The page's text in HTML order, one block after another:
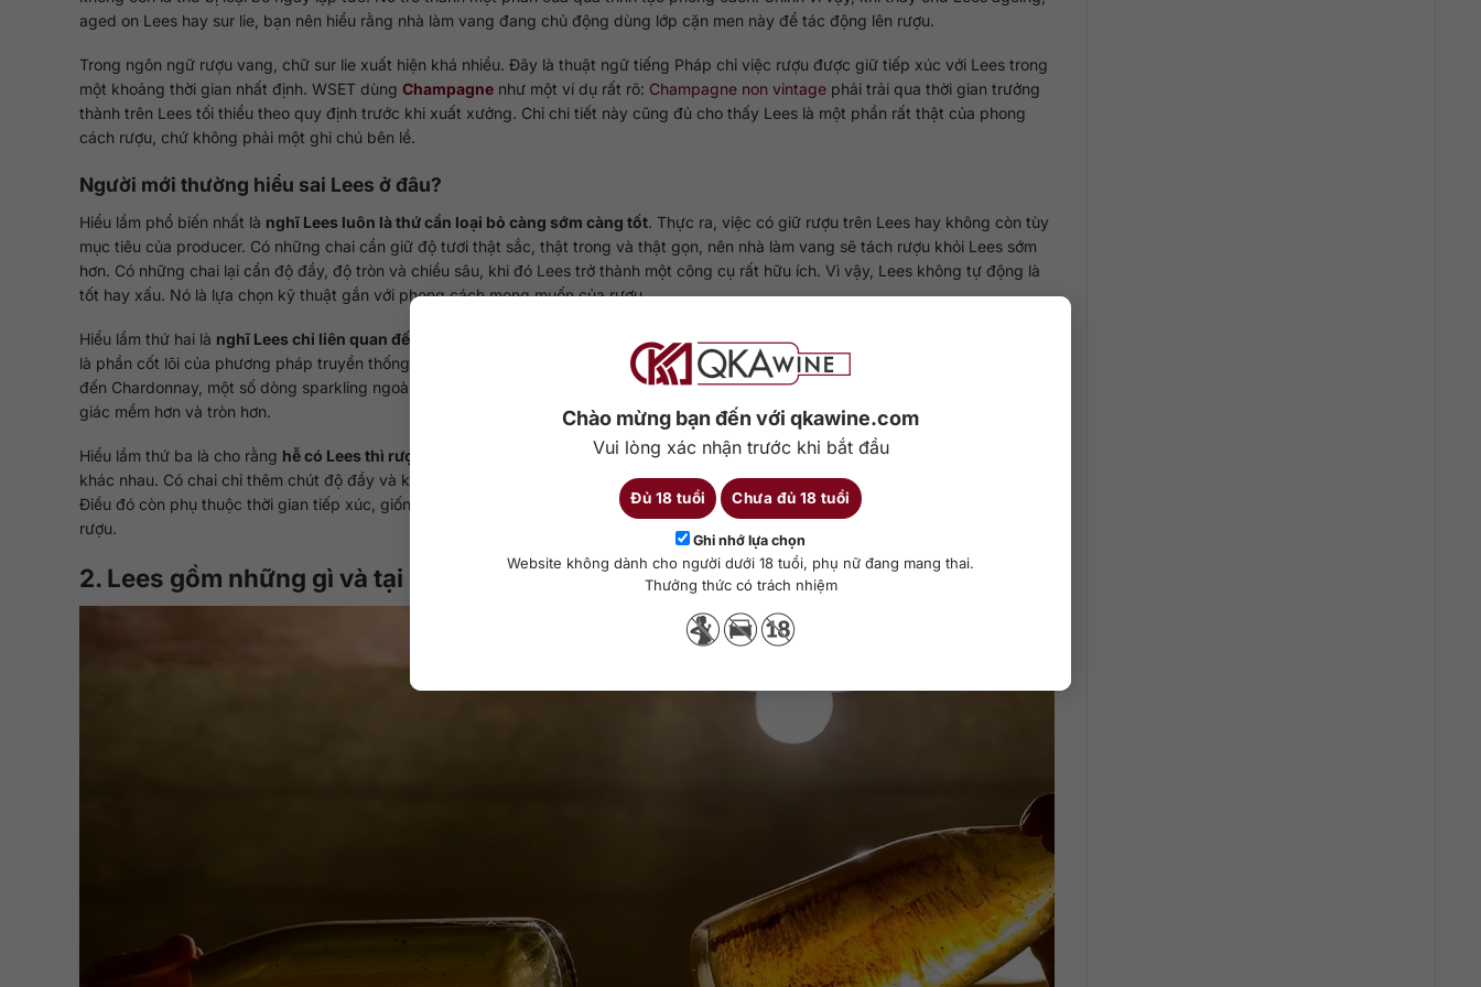
Chào mừng bạn đến với qkawine.com
Vui lòng xác nhận trước khi bắt đầu
Đủ 18 tuổi Chưa đủ 18 tuổi
Ghi nhớ lựa chọn
Website không dành cho người dưới 18 tuổi, phụ nữ đang mang thai.
Thưởng thức có trách nhiệm
aged on Lees hay sur lie, bạn nên hiểu rằng nhà làm vang đang chủ động dùng lớp cặn men này để tác động lên rượu.
Trong ngôn ngữ rượu vang, chữ sur lie xuất hiện khá nhiều. Đây là thuật ngữ tiếng Pháp chỉ việc rượu được giữ tiếp xúc với Lees trong
một khoảng thời gian nhất định. WSET dùng Champagne như một ví dụ rất rõ: Champagne non vintage phải trải qua thời gian trưởng
thành trên Lees tối thiểu theo quy định trước khi xuất xưởng. Chỉ chi tiết này cũng đủ cho thấy Lees là một phần rất thật của phong
cách rượu, chứ không phải một ghi chú bên lề.
Người mới thường hiểu sai Lees ở đâu?
Hiểu lầm phổ biến nhất là nghĩ Lees luôn là thứ cần loại bỏ càng sớm càng tốt. Thực ra, việc có giữ rượu trên Lees hay không còn tùy
mục tiêu của producer. Có những chai cần giữ độ tươi thật sắc, thật trong và thật gọn, nên nhà làm vang sẽ tách rượu khỏi Lees sớm
hơn. Có những chai lại cần độ đầy, độ tròn và chiều sâu, khi đó Lees trở thành một công cụ rất hữu ích. Vì vậy, Lees không tự động là
tốt hay xấu. Nó là lựa chọn kỹ thuật gắn với phong cách mong muốn của rượu.
Hiểu lầm thứ hai là nghĩ Lees chỉ liên quan đến Champagne
. Champagne đúng là ví dụ rất nổi tiếng vì quá trình trưởng thành trên Lees
là phần cốt lõi của phương pháp truyền thống. Tuy vậy, Lees xuất hiện trong rất nhiều dòng rượu khác, từ Muscadet Sur Lie ở Loire
đến Chardonnay, một số dòng sparkling ngoài Champagne, thậm chí cả những vang trắng được ủ trong inox nhưng vẫn muốn có cảm
giác mềm hơn và tròn hơn.
Hiểu lầm thứ ba là cho rằng hễ có Lees thì rượu sẽ nặng
” rất rõ. Điều này cũng chưa hẳn đúng. Mức độ thể hiện của Lees rất
khác nhau. Có chai chỉ thêm chút độ đầy và kéo dài hậu vị. Có chai lại phát triển rõ các nốt bánh mì, brioche, hạt, kem hoặc bột mì.
Điều đó còn phụ thuộc thời gian tiếp xúc, giống nho, mức độ khuấy Lees, kiểu vật chứa và cả cách nhà làm vang muốn định hình chai
rượu.
2. Lees gồm những gì và tại sao nó lại ảnh hưởng được đến rượu?